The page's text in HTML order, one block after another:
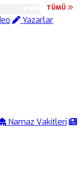
Yazarlar
Namaz Vakitleri
TÜMÜ
TÜMÜ